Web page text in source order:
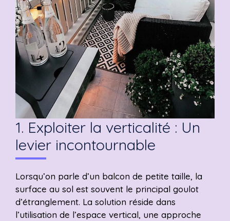
1. Exploiter la verticalité : Un
levier incontournable
Lorsqu’on parle d’un balcon de petite taille, la
surface au sol est souvent le principal goulot
d’étranglement. La solution réside dans
l’utilisation de l’espace vertical, une approche